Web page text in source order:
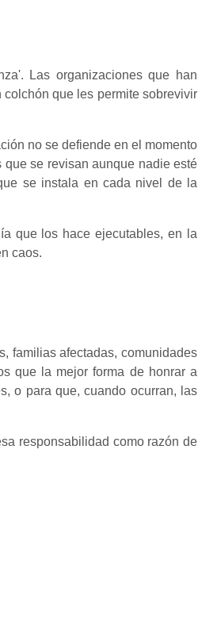
Las organizaciones que han
que les permite sobrevivir
no se defiende en el momento
se revisan aunque nadie esté
se instala en cada nivel de la
que los hace ejecutables, en la
caos.
familias afectadas, comunidades
que la mejor forma de honrar a
o para que, cuando ocurran, las
responsabilidad como razón de